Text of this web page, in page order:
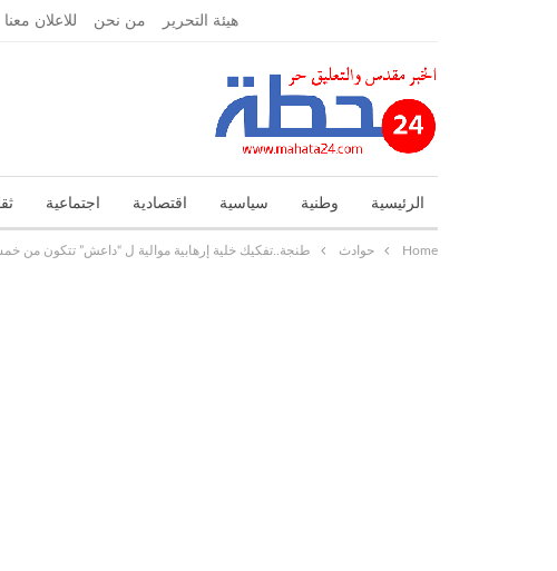
هيئة التحرير من نحن للاعلان معنا
الرئيسية وطنية سياسية اقتصادية اجتماعية
تحقيقات واستطلاعات جهوية حوادث حوارات وتقارير Home حوادث طنجة..تفكيك خلية إرهابية موالية ل “داعش” تتكون من